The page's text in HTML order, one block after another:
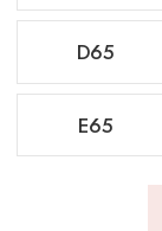
D65
E65